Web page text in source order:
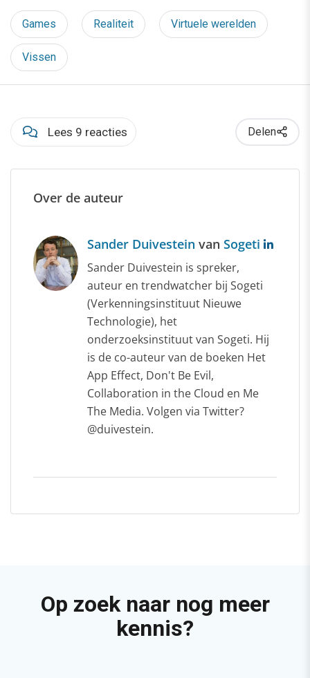
Games Realiteit Virtuele werelden
Vissen
Lees 9 reacties Delen
Over de auteur
Sander Duivestein van Sogeti
Sander Duivestein is spreker,
auteur en trendwatcher bij Sogeti
(Verkenningsinstituut Nieuwe
Technologie), het
onderzoeksinstituut van Sogeti. Hij
is de co-auteur van de boeken Het
App Effect, Don't Be Evil,
Collaboration in the Cloud en Me
The Media. Volgen via Twitter?
@duivestein.
Op zoek naar nog meer
kennis?